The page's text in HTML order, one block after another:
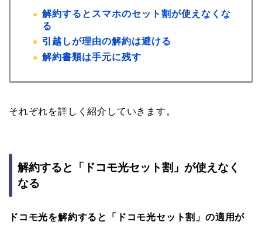
解約するとスマホのセット割が使えなくな
る
引越しが理由の解約は避ける
解約書類は手元に残す
それぞれを詳しく紹介していきます。
解約すると「ドコモ光セット割」が使えなく
なる
ドコモ光を解約すると「ドコモ光セット割」の適用が